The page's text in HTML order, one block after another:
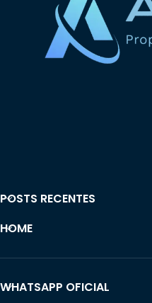
POSTS RECENTES
HOME
WHATSAPP OFICIAL